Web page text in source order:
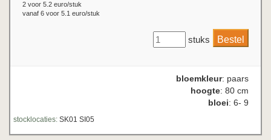
2 voor 5.2 euro/stuk
vanaf 6 voor 5.1 euro/stuk
stuks
bloemkleur: paars
hoogte: 80 cm
bloei: 6- 9
stocklocaties: SK01 SI05